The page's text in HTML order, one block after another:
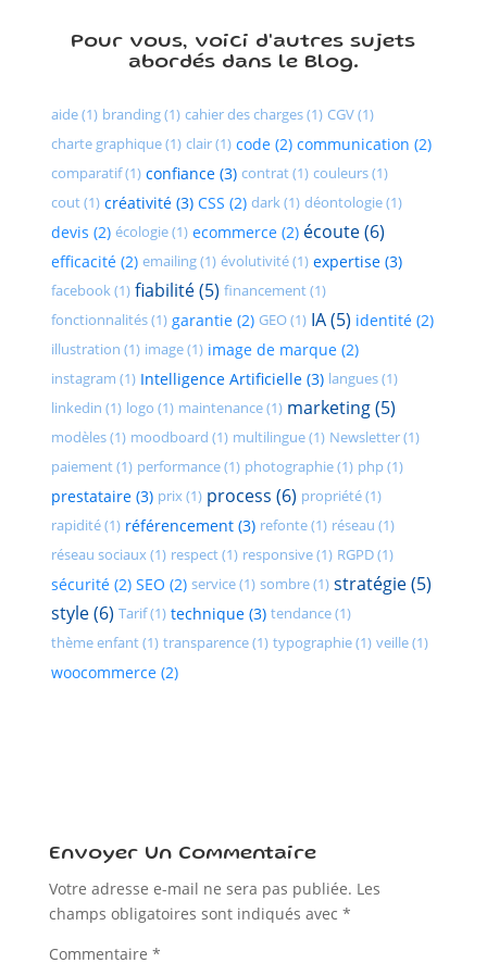
Pour vous, voici d'autres sujets
abordés dans le Blog.
aide (1) branding (1) cahier des charges (1) CGV (1)
charte graphique (1) clair (1) code (2) communication (2)
comparatif (1) confiance (3) contrat (1) couleurs (1)
cout (1) créativité (3) CSS (2) dark (1) déontologie (1)
devis (2) écologie (1) ecommerce (2) écoute (6)
efficacité (2) emailing (1) évolutivité (1) expertise (3)
facebook (1) fiabilité (5) financement (1)
fonctionnalités (1) garantie (2) GEO (1) IA (5) identité (2)
illustration (1) image (1) image de marque (2)
instagram (1) Intelligence Artificielle (3) langues (1)
linkedin (1) logo (1) maintenance (1) marketing (5)
modèles (1) moodboard (1) multilingue (1) Newsletter (1)
paiement (1) performance (1) photographie (1) php (1)
prestataire (3) prix (1) process (6) propriété (1)
rapidité (1) référencement (3) refonte (1) réseau (1)
réseau sociaux (1) respect (1) responsive (1) RGPD (1)
sécurité (2) SEO (2) service (1) sombre (1) stratégie (5)
style (6) Tarif (1) technique (3) tendance (1)
thème enfant (1) transparence (1) typographie (1) veille (1)
woocommerce (2)
Envoyer Un Commentaire
Votre adresse e-mail ne sera pas publiée. Les
champs obligatoires sont indiqués avec *
Commentaire *